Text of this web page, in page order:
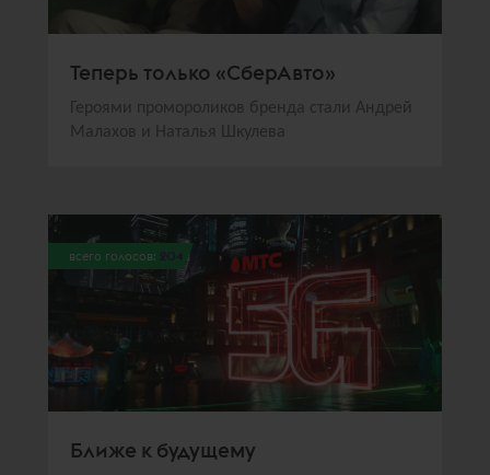
Теперь только «СберАвто»
Героями промороликов бренда стали Андрей
Малахов и Наталья Шкулева
всего голосов: 204
Ближе к будущему